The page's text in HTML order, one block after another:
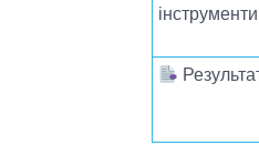
інструменти